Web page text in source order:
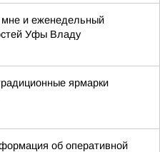
мне и еженедельный
Уфы Владу
ярмарки
об оперативной